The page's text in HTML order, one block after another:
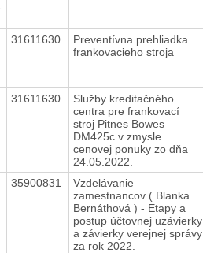
31611630
Preventívna prehliadka
frankovacieho stroja
31611630
Služby kreditačného
centra pre frankovací
stroj Pitnes Bowes
DM425c v zmysle
cenovej ponuky zo dňa
24.05.2022.
35900831
Vzdelávanie
zamestnancov ( Blanka
Bernáthová ) - Etapy a
postup účtovnej uzávierky
a závierky verejnej správy
za rok 2022.